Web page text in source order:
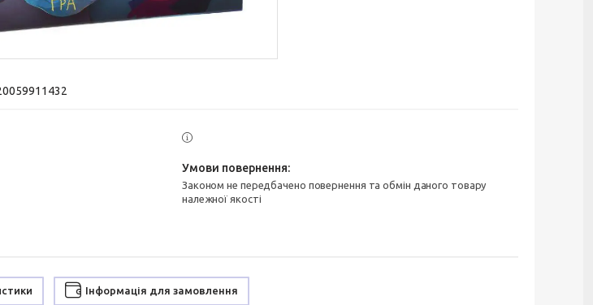
Законом не передбачено повернення та обмін даного товару
належної якості
Інформація для замовлення